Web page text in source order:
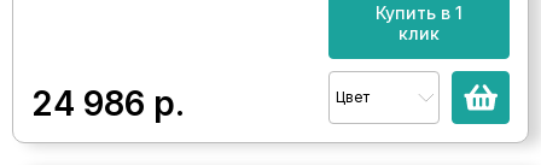
24 986 р.
Купить в 1
клик
Цвет